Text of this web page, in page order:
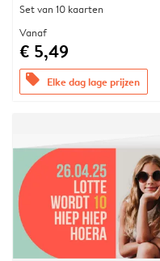
Set van 10 kaarten
Vanaf
€ 5,49
offers Elke dag lage prijzen